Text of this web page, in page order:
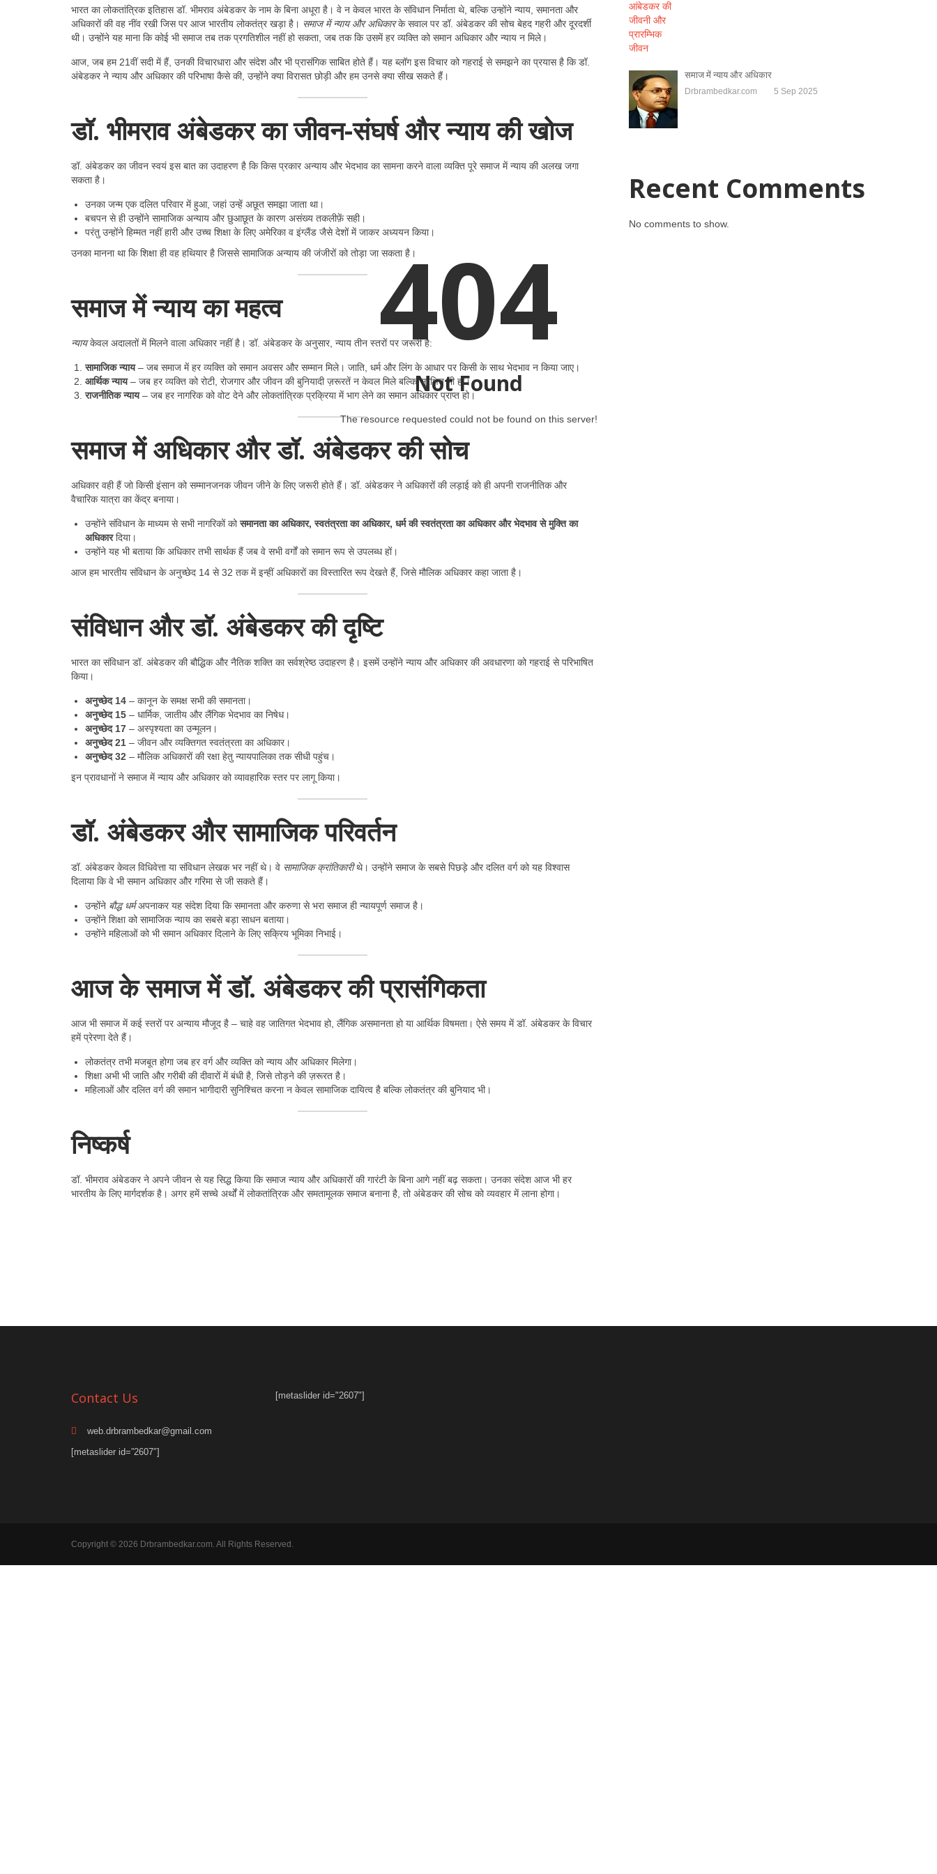
भारत का लोकतांत्रिक इतिहास डॉ. भीमराव अंबेडकर के नाम के बिना अधूरा है। वे न केवल भारत के संविधान निर्माता थे, बल्कि उन्होंने न्याय, समानता और
अधिकारों की वह नींव रखी जिस पर आज भारतीय लोकतंत्र खड़ा है। समाज में न्याय और अधिकारके सवाल पर डॉ. अंबेडकर की सोच बेहद गहरी और दूरदर्शी
थी। उन्होंने यह माना कि कोई भी समाज तब तक प्रगतिशील नहीं हो सकता, जब तक कि उसमें हर व्यक्ति को समान अधिकार और न्याय न मिले।
आज, जब हम 21वीं सदी में हैं, उनकी विचारधारा और संदेश और भी प्रासंगिक साबित होते हैं। यह ब्लॉग इस विचार को गहराई से समझने का प्रयास है कि डॉ.
अंबेडकर ने न्याय और अधिकार की परिभाषा कैसे की, उन्होंने क्या विरासत छोड़ी और हम उनसे क्या सीख सकते हैं।
डॉ. भीमराव अंबेडकर का जीवन-संघर्ष और न्याय की खोज
डॉ. अंबेडकर का जीवन स्वयं इस बात का उदाहरण है कि किस प्रकार अन्याय और भेदभाव का सामना करने वाला व्यक्ति पूरे समाज में न्याय की अलख जगा
सकता है।
उनका जन्म एक दलित परिवार में हुआ, जहां उन्हें अछूत समझा जाता था।
बचपन से ही उन्होंने सामाजिक अन्याय और छुआछूत के कारण असंख्य तकलीफ़ें सही।
परंतु उन्होंने हिम्मत नहीं हारी और उच्च शिक्षा के लिए अमेरिका व इंग्लैंड जैसे देशों में जाकर अध्ययन किया।
उनका मानना था कि शिक्षा ही वह हथियार है जिससे सामाजिक अन्याय की जंजीरों को तोड़ा जा सकता है।
समाज में न्याय का महत्व
न्यायकेवल अदालतों में मिलने वाला अधिकार नहीं है। डॉ. अंबेडकर के अनुसार, न्याय तीन स्तरों पर जरूरी है:
सामाजिक न्याय– जब समाज में हर व्यक्ति को समान अवसर और सम्मान मिले। जाति, धर्म और लिंग के आधार पर किसी के साथ भेदभाव न किया जाए।
आर्थिक न्याय– जब हर व्यक्ति को रोटी, रोजगार और जीवन की बुनियादी ज़रूरतें न केवल मिले बल्कि सुरक्षित भी हों।
राजनीतिक न्याय– जब हर नागरिक को वोट देने और लोकतांत्रिक प्रक्रिया में भाग लेने का समान अधिकार प्राप्त हो।
समाज में अधिकार और डॉ. अंबेडकर की सोच
अधिकार वही हैं जो किसी इंसान को सम्मानजनक जीवन जीने के लिए जरूरी होते हैं। डॉ. अंबेडकर ने अधिकारों की लड़ाई को ही अपनी राजनीतिक और
वैचारिक यात्रा का केंद्र बनाया।
उन्होंने संविधान के माध्यम से सभी नागरिकों कोसमानता का अधिकार, स्वतंत्रता का अधिकार, धर्म की स्वतंत्रता का अधिकार और भेदभाव से मुक्ति का
अधिकारदिया।
उन्होंने यह भी बताया कि अधिकार तभी सार्थक हैं जब वे सभी वर्गों को समान रूप से उपलब्ध हों।
आज हम भारतीय संविधान के अनुच्छेद 14 से 32 तक में इन्हीं अधिकारों का विस्तारित रूप देखते हैं, जिसे मौलिक अधिकार कहा जाता है।
संविधान और डॉ. अंबेडकर की दृष्टि
भारत का संविधान डॉ. अंबेडकर की बौद्धिक और नैतिक शक्ति का सर्वश्रेष्ठ उदाहरण है। इसमें उन्होंने न्याय और अधिकार की अवधारणा को गहराई से परिभाषित
किया।
अनुच्छेद 14 – कानून के समक्ष सभी की समानता।
अनुच्छेद 15 – धार्मिक, जातीय और लैंगिक भेदभाव का निषेध।
अनुच्छेद 17 – अस्पृश्यता का उन्मूलन।
अनुच्छेद 21 – जीवन और व्यक्तिगत स्वतंत्रता का अधिकार।
अनुच्छेद 32 – मौलिक अधिकारों की रक्षा हेतु न्यायपालिका तक सीधी पहुंच।
इन प्रावधानों ने समाज में न्याय और अधिकार को व्यावहारिक स्तर पर लागू किया।
डॉ. अंबेडकर और सामाजिक परिवर्तन
डॉ. अंबेडकर केवल विधिवेत्ता या संविधान लेखक भर नहीं थे। वे सामाजिक क्रांतिकारीथे। उन्होंने समाज के सबसे पिछड़े और दलित वर्ग को यह विश्वास
दिलाया कि वे भी समान अधिकार और गरिमा से जी सकते हैं।
उन्होंने बौद्ध धर्मअपनाकर यह संदेश दिया कि समानता और करुणा से भरा समाज ही न्यायपूर्ण समाज है।
उन्होंने शिक्षा को सामाजिक न्याय का सबसे बड़ा साधन बताया।
उन्होंने महिलाओं को भी समान अधिकार दिलाने के लिए सक्रिय भूमिका निभाई।
आज के समाज में डॉ. अंबेडकर की प्रासंगिकता
आज भी समाज में कई स्तरों पर अन्याय मौजूद है – चाहे वह जातिगत भेदभाव हो, लैंगिक असमानता हो या आर्थिक विषमता। ऐसे समय में डॉ. अंबेडकर के विचार
हमें प्रेरणा देते हैं।
लोकतंत्र तभी मजबूत होगा जब हर वर्ग और व्यक्ति को न्याय और अधिकार मिलेगा।
शिक्षा अभी भी जाति और गरीबी की दीवारों में बंधी है, जिसे तोड़ने की ज़रूरत है।
महिलाओं और दलित वर्ग की समान भागीदारी सुनिश्चित करना न केवल सामाजिक दायित्व है बल्कि लोकतंत्र की बुनियाद भी।
निष्कर्ष
डॉ. भीमराव अंबेडकर ने अपने जीवन से यह सिद्ध किया कि समाज न्याय और अधिकारों की गारंटी के बिना आगे नहीं बढ़ सकता। उनका संदेश आज भी हर
भारतीय के लिए मार्गदर्शक है। अगर हमें सच्चे अर्थों में लोकतांत्रिक और समतामूलक समाज बनाना है, तो अंबेडकर की सोच को व्यवहार में लाना होगा।
समाज में न्याय और अधिकार
Drbrambedkar.com 5 Sep 2025
Recent Comments
No comments to show.
Contact Us
web.drbrambedkar@gmail.com
[metaslider id=”2607″]
[metaslider id="2607"]
Copyright © 2026 Drbrambedkar.com. All Rights Reserved.
404
Not Found
The resource requested could not be found on this server!